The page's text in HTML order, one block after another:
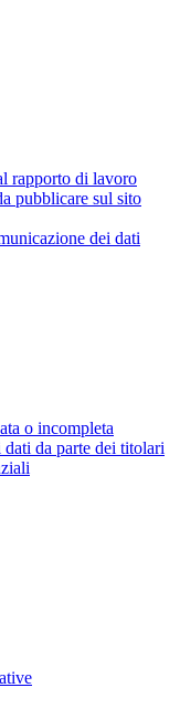
rapporto di lavoro
pubblicare sul sito
dei dati
o incompleta
da parte dei titolari